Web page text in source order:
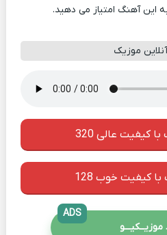
این آهنگ امتیاز می دهید.
موزیک
کیفیت عالی 320
کیفیت خوب 128
موزیــکیـــو
ADS